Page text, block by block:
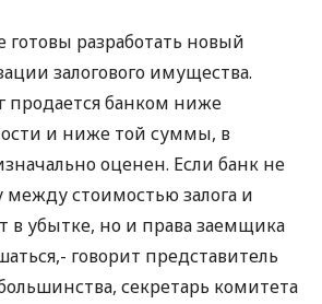
готовы разработать новый
залогового имущества.
продается банком ниже
и ниже той суммы, в
оценен. Если банк не
между стоимостью залога и
в убытке, но и права заемщика
говорит представитель
секретарь комитета